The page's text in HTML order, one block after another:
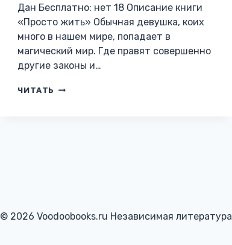
Дан Бесплатно: нет 18 Описание книги
«Просто жить» Обычная девушка, коих
много в нашем мире, попадает в
магический мир. Где правят совершенно
другие законы и…
ЧИТАТЬ ПРОСТО
© 2026 Voodoobooks.ru Независимая литература